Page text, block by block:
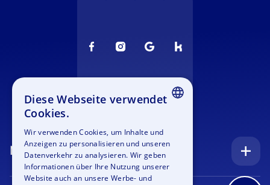
Navigation
Startseite
GERMAN
SPANISH
Diese Webseite verwendet
Cookies.
Wir verwenden Cookies, um Inhalte und
Anzeigen zu personalisieren und unseren
Datenverkehr zu analysieren. Wir geben
Informationen über Ihre Nutzung unserer
Website auch an unsere Werbe- und